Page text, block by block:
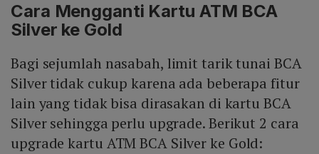
Cara Mengganti Kartu ATM BCA
Silver ke Gold
Bagi sejumlah nasabah, limit tarik tunai BCA
Silver tidak cukup karena ada beberapa fitur
lain yang tidak bisa dirasakan di kartu BCA
Silver sehingga perlu upgrade. Berikut 2 cara
upgrade kartu ATM BCA Silver ke Gold: